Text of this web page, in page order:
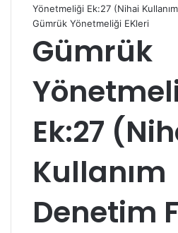
Yönetmeliği Ek:27 (Nihai
Gümrük Yönetmeliği EKleri
Gümrük
Ek:27
Kullanım
Denetim